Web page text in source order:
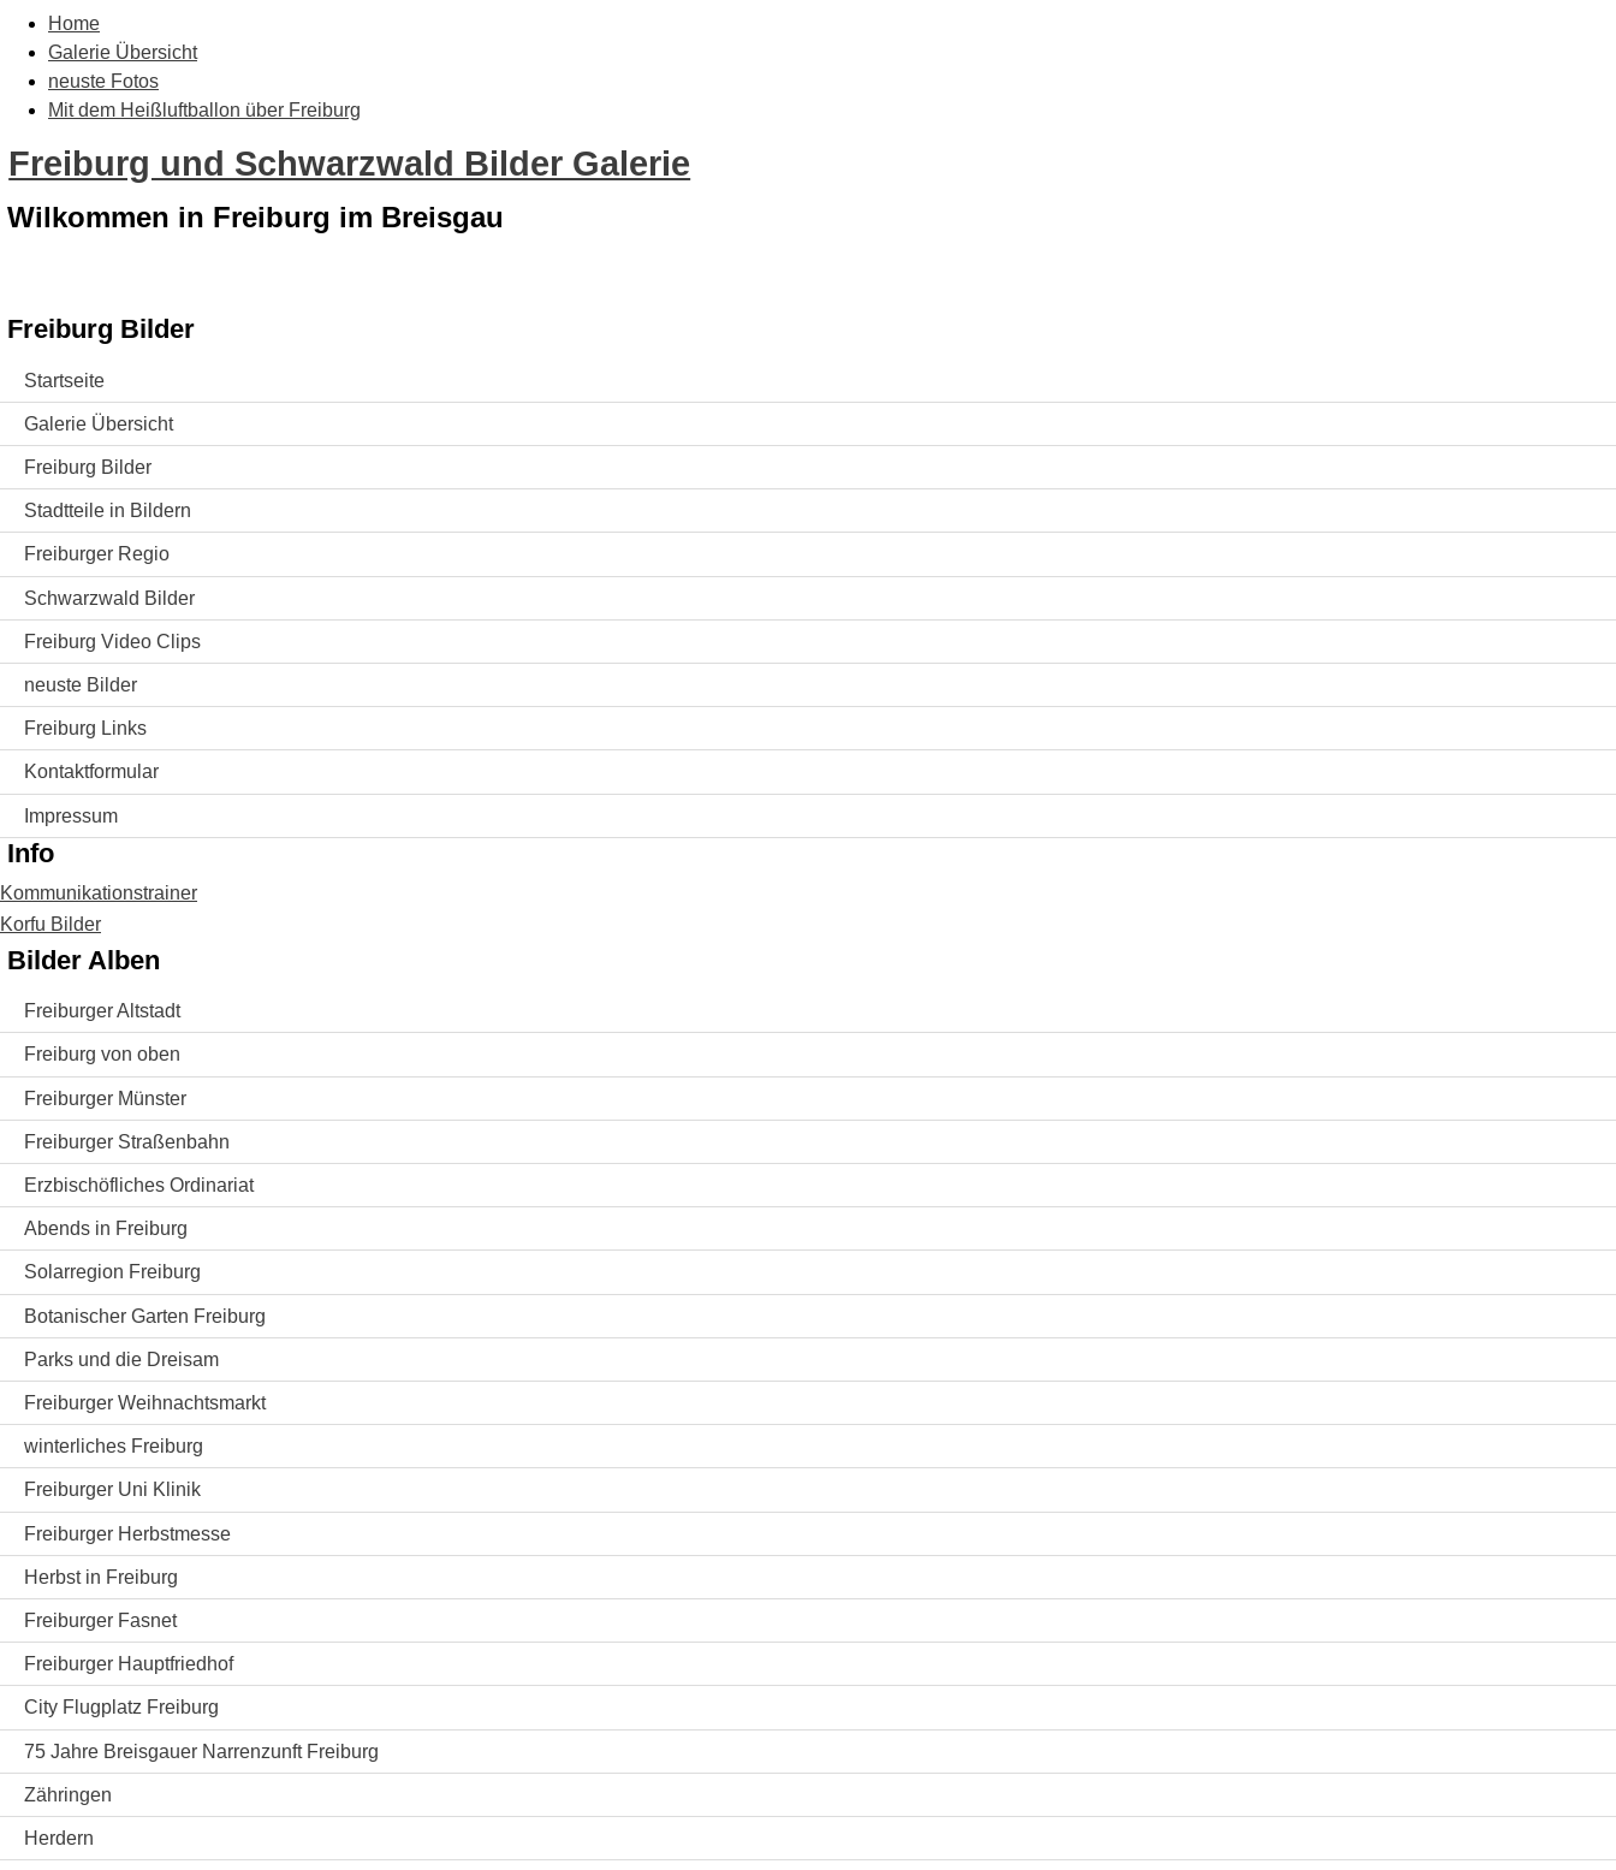
Home
Galerie Übersicht
neuste Fotos
Mit dem Heißluftballon über Freiburg
Freiburg und Schwarzwald Bilder Galerie
Wilkommen in Freiburg im Breisgau
Freiburg Bilder
Startseite
Galerie Übersicht
Freiburg Bilder
Stadtteile in Bildern
Freiburger Regio
Schwarzwald Bilder
Freiburg Video Clips
neuste Bilder
Freiburg Links
Kontaktformular
Impressum
Info
Kommunikationstrainer
Korfu Bilder
Bilder Alben
Freiburger Altstadt
Freiburg von oben
Freiburger Münster
Freiburger Straßenbahn
Erzbischöfliches Ordinariat
Abends in Freiburg
Solarregion Freiburg
Botanischer Garten Freiburg
Parks und die Dreisam
Freiburger Weihnachtsmarkt
winterliches Freiburg
Freiburger Uni Klinik
Freiburger Herbstmesse
Herbst in Freiburg
Freiburger Fasnet
Freiburger Hauptfriedhof
City Flugplatz Freiburg
75 Jahre Breisgauer Narrenzunft Freiburg
Zähringen
Herdern